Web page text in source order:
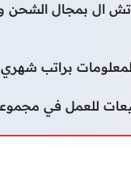
ال بمجال الشحن
براتب
للعمل في مجموعة